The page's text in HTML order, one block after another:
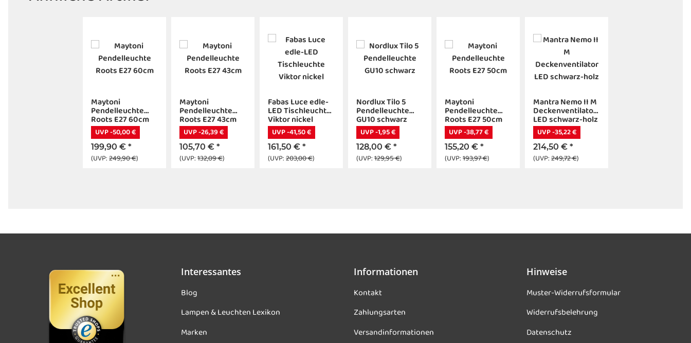
Maytoni
Pendelleuchte
Roots E27 60cm
UVP -50,00 €
199,90 € *
(UVP:249,90 €)
Maytoni
Pendelleuchte
Roots E27 43cm
UVP -26,39 €
105,70 € *
(UVP:132,09 €)
Fabas Luce edle-
LED Tischleuchte
Viktor nickel
UVP -41,50 €
161,50 € *
(UVP:203,00 €)
Nordlux Tilo 5
Pendelleuchte
GU10 schwarz
UVP -1,95 €
128,00 € *
(UVP:129,95 €)
Maytoni
Pendelleuchte
Roots E27 50cm
UVP -38,77 €
155,20 € *
(UVP:193,97 €)
Mantra Nemo II M
Deckenventilator
LED schwarz-holz
UVP -35,22 €
214,50 € *
(UVP:249,72 €)
Interessantes
Blog
Lampen & Leuchten Lexikon
Marken
Informationen
Kontakt
Zahlungsarten
Versandinformationen
Hinweise
Muster-Widerrufsformular
Widerrufsbelehrung
Datenschutz